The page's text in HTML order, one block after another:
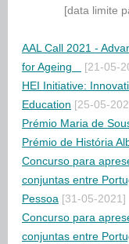
[data limite
AAL Call 2021 -
for Ageing
[21-05-
HEI Initiative:
Education [25-05-
Prémio Maria de
Prémio de História
Concurso para
conjuntas entre
Pessoa [31-05-2021]
Concurso para
conjuntas entre